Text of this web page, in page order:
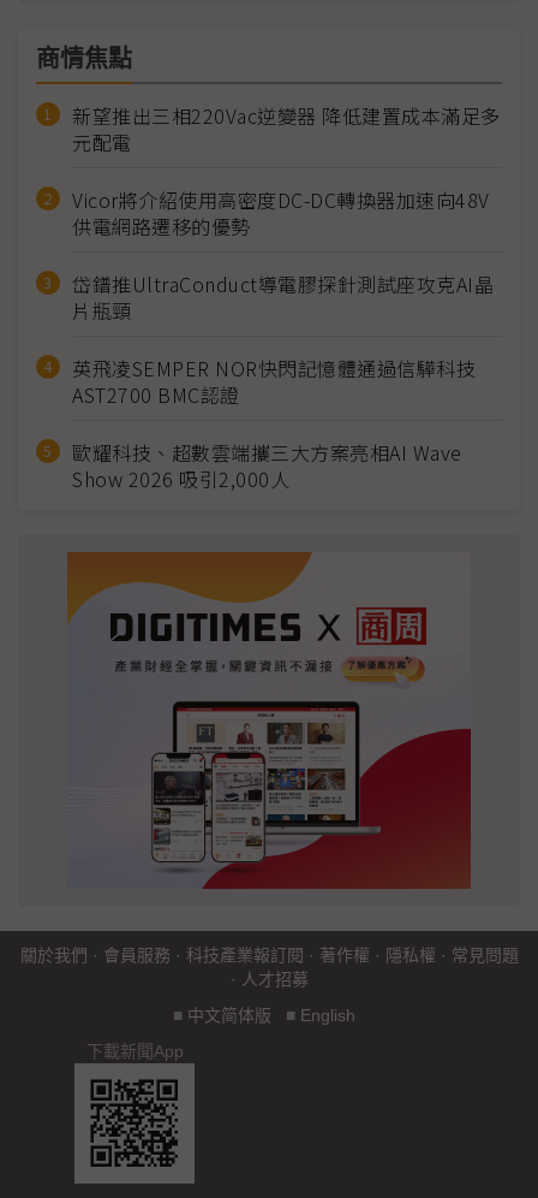
商情焦點
新望推出三相220Vac逆變器 降低建置成本滿足多
元配電
Vicor將介紹使用高密度DC-DC轉換器加速向48V
供電網路遷移的優勢
岱鐠推UltraConduct導電膠探針測試座攻克AI晶
片瓶頸
英飛凌SEMPER NOR快閃記憶體通過信驊科技
AST2700 BMC認證
歐耀科技、超數雲端攜三大方案亮相AI Wave
Show 2026 吸引2,000人
關於我們 · 會員服務 · 科技產業報訂閱 · 著作權 · 隱私權 · 常見問題
· 人才招募
■ 中文简体版 ■ English
下載新聞App